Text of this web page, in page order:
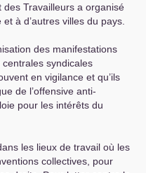
Travailleurs a organisé
à d’autres villes du pays.
des manifestations
syndicales
en vigilance et qu’ils
de l’offensive anti-
pour les intérêts du
les lieux de travail où les
collectives, pour